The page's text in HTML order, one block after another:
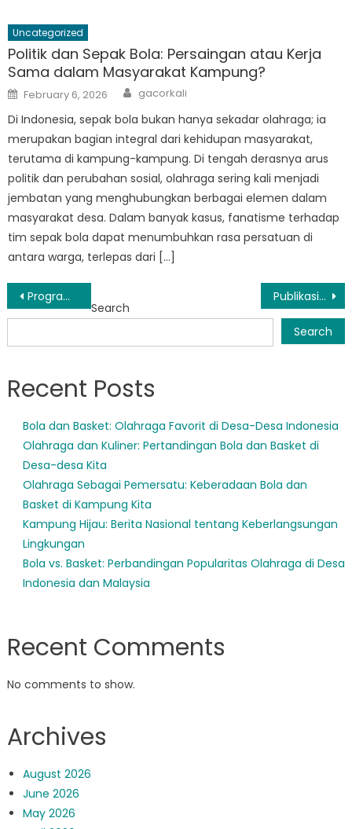
Uncategorized
Politik dan Sepak Bola: Persaingan atau Kerja
Sama dalam Masyarakat Kampung?
Posted
on
February 6, 2026 Author
gacorkali
Di Indonesia, sepak bola bukan hanya sekadar olahraga; ia
merupakan bagian integral dari kehidupan masyarakat,
terutama di kampung-kampung. Di tengah derasnya arus
politik dan perubahan sosial, olahraga sering kali menjadi
jembatan yang menghubungkan berbagai elemen dalam
masyarakat desa. Dalam banyak kasus, fanatisme terhadap
tim sepak bola dapat menumbuhkan rasa persatuan di
antara warga, terlepas dari […]
Post
navigation
Program Inovatif Dinsos Sumsel Mengubah Kehidupan di Sumatera Selatan Publikasi Terbaru Dinsos Sumsel Soroti Kisah Sukses Pembangunan Sosial
Search
Search
Recent Posts
Bola dan Basket: Olahraga Favorit di Desa-Desa Indonesia
Olahraga dan Kuliner: Pertandingan Bola dan Basket di
Desa-desa Kita
Olahraga Sebagai Pemersatu: Keberadaan Bola dan
Basket di Kampung Kita
Kampung Hijau: Berita Nasional tentang Keberlangsungan
Lingkungan
Bola vs. Basket: Perbandingan Popularitas Olahraga di Desa
Indonesia dan Malaysia
Recent Comments
No comments to show.
Archives
August 2026
June 2026
May 2026